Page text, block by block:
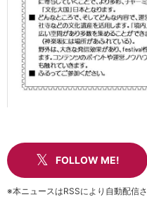
FOLLOW ME!
※本ニュースはRSSにより自動配信さ